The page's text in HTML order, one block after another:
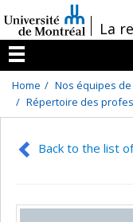
au
contenu
/La
Menu
Home
Nos équipes
Répertoire des
Back to the list